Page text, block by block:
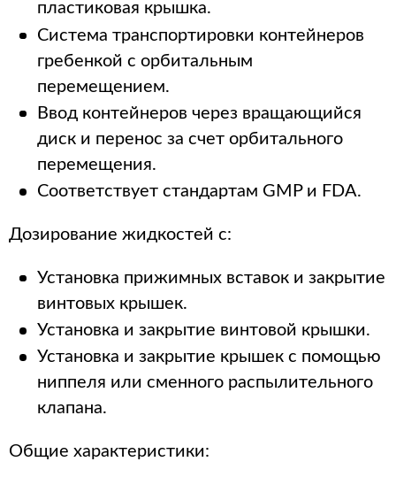
пластиковая крышка.
Система транспортировки контейнеров
гребенкой с орбитальным
перемещением.
Ввод контейнеров через вращающийся
диск и перенос за счет орбитального
перемещения.
Соответствует стандартам GMP и FDA.
Дозирование жидкостей с:
Установка прижимных вставок и закрытие
винтовых крышек.
Установка и закрытие винтовой крышки.
Установка и закрытие крышек с помощью
ниппеля или сменного распылительного
клапана.
Общие характеристики: